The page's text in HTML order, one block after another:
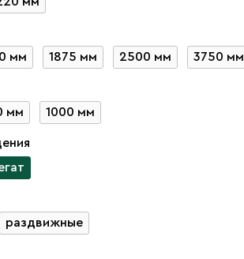
мм 1875 мм 2500 мм 3750 мм
мм 1000 мм
раздвижные